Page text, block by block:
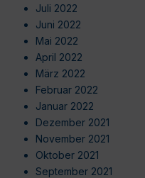
Juli 2022
Juni 2022
Mai 2022
April 2022
März 2022
Februar 2022
Januar 2022
Dezember 2021
November 2021
Oktober 2021
September 2021